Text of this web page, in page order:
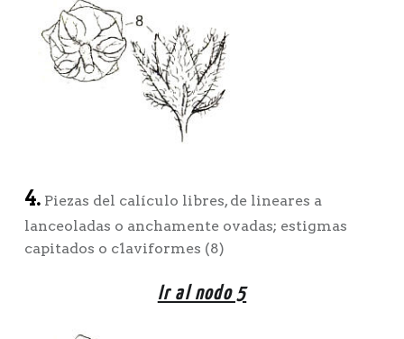
4.Piezas del calículo libres, de lineares a
lanceoladas o anchamente ovadas; estigmas
capitados o c1aviformes (8)
Ir al nodo 5